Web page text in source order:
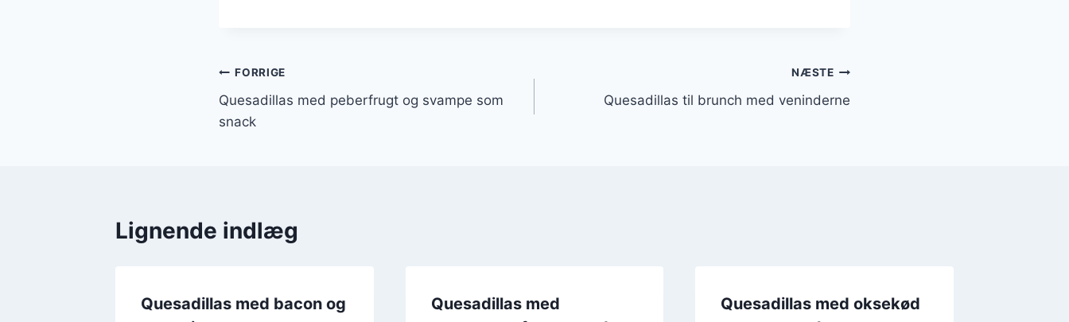
Indlægsnavigation
FORRIGE
Quesadillas med peberfrugt og svampe som
snack
NÆSTE
Quesadillas til brunch med veninderne
Lignende indlæg
Quesadillas med bacon og
Quesadillas med
Quesadillas med oksekød